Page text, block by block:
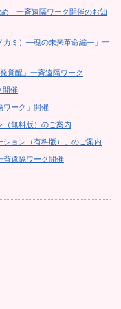
」一斉遠隔ワーク開催のお知
カミ）―魂の未来革命編―」一
覚醒」一斉遠隔ワーク
開催
ワーク」開催
無料版）のご案内
ョン（有料版）」のご案内
斉遠隔ワーク開催